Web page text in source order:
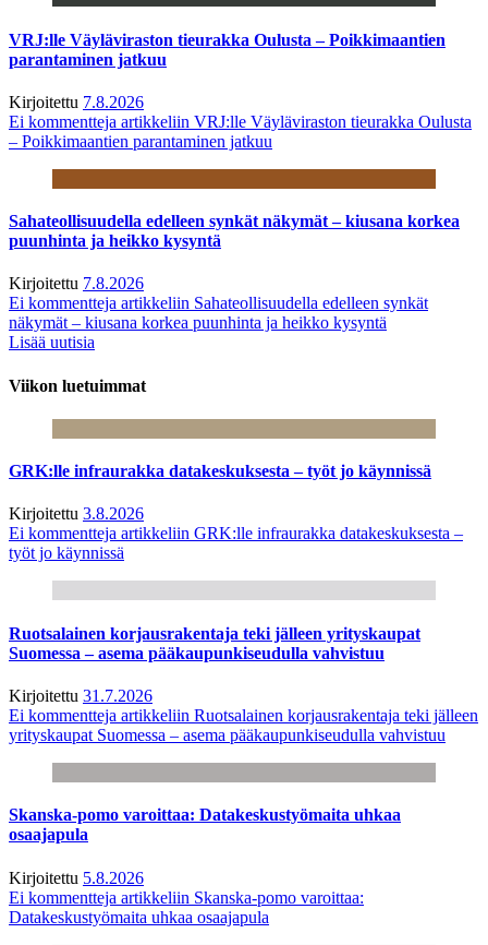
VRJ:lle Väyläviraston tieurakka Oulusta – Poikkimaantien
parantaminen jatkuu
Kirjoitettu 7.8.2026
Ei kommentteja artikkeliin VRJ:lle Väyläviraston tieurakka Oulusta
– Poikkimaantien parantaminen jatkuu
Sahateollisuudella edelleen synkät näkymät – kiusana korkea
puunhinta ja heikko kysyntä
Kirjoitettu 7.8.2026
Ei kommentteja artikkeliin Sahateollisuudella edelleen synkät
näkymät – kiusana korkea puunhinta ja heikko kysyntä
Lisää uutisia
Viikon luetuimmat
GRK:lle infraurakka datakeskuksesta – työt jo käynnissä
Kirjoitettu 3.8.2026
Ei kommentteja artikkeliin GRK:lle infraurakka datakeskuksesta –
työt jo käynnissä
Ruotsalainen korjausrakentaja teki jälleen yrityskaupat
Suomessa – asema pääkaupunkiseudulla vahvistuu
Kirjoitettu 31.7.2026
Ei kommentteja artikkeliin Ruotsalainen korjausrakentaja teki jälleen
yrityskaupat Suomessa – asema pääkaupunkiseudulla vahvistuu
Skanska-pomo varoittaa: Datakeskustyömaita uhkaa
osaajapula
Kirjoitettu 5.8.2026
Ei kommentteja artikkeliin Skanska-pomo varoittaa:
Datakeskustyömaita uhkaa osaajapula